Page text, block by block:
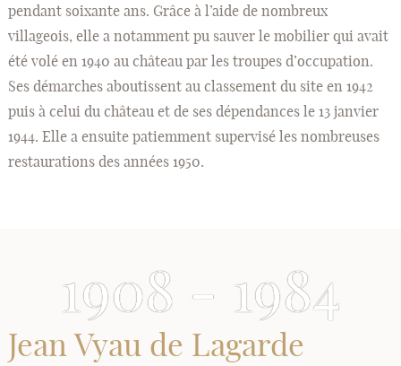
pendant soixante ans. Grâce à l’aide de nombreux
villageois, elle a notamment pu sauver le mobilier qui avait
été volé en 1940 au château par les troupes d’occupation.
Ses démarches aboutissent au classement du site en 1942
puis à celui du château et de ses dépendances le 13 janvier
1944. Elle a ensuite patiemment supervisé les nombreuses
restaurations des années 1950.
1908 - 1984
Jean Vyau de Lagarde